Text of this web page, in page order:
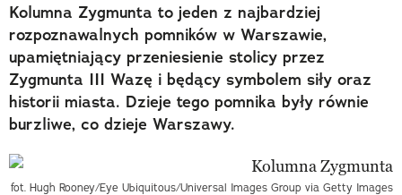
Kolumna Zygmunta to jeden z najbardziej
rozpoznawalnych pomników w Warszawie,
upamiętniający przeniesienie stolicy przez
Zygmunta III Wazę i będący symbolem siły oraz
historii miasta. Dzieje tego pomnika były równie
burzliwe, co dzieje Warszawy.
fot. Hugh Rooney/Eye Ubiquitous/Universal Images Group via Getty Images